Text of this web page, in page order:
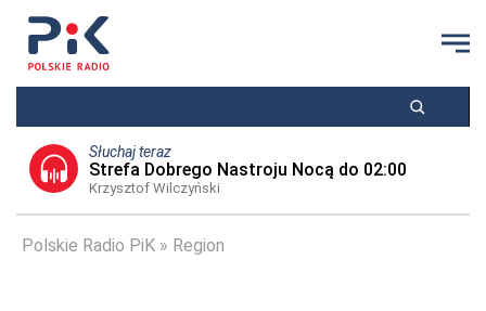
Słuchaj teraz
Strefa Dobrego Nastroju Nocą do 02:00
Krzysztof Wilczyński
Polskie Radio PiK Region